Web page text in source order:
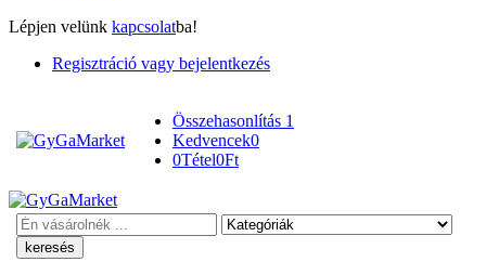
Lépjen velünk kapcsolatba!
Regisztráció vagy bejelentkezés
Összehasonlítás 1
Kedvencek0
0Tétel0Ft
Keresés